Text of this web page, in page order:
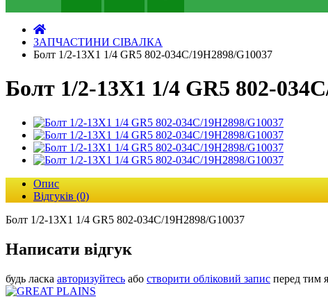
ЗАПЧАСТИНИ СІВАЛКА
Болт 1/2-13X1 1/4 GR5 802-034C/19H2898/G10037
Болт 1/2-13X1 1/4 GR5 802-
Опис
Відгуків (0)
Болт 1/2-13X1 1/4 GR5 802-034C/19H2898/G10037
Написати відгук
будь ласка авторизуйтесь або створити обліковий запис перед тим